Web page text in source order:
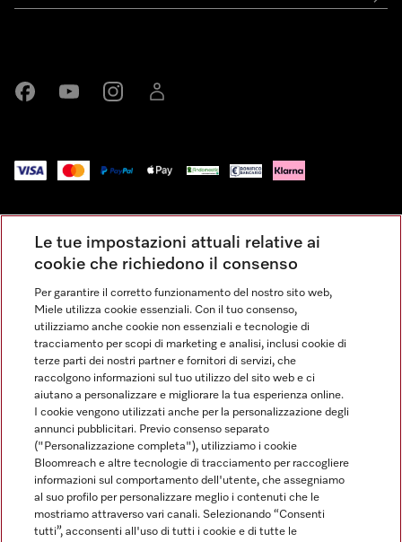
Condizioni Generali di Vendita
Privacy
Condizioni di Utilizzo
Dichiarazione di Accessibilità
Modulo di recesso
Legge sui servizi digitali
Impostazioni dei cookie
FINANZIAMENTO FINO A 50 MESI CON OPZIONE 10 E TASSO
ZERO
Le tue impostazioni attuali relative ai
cookie che richiedono il consenso
Per garantire il corretto funzionamento del nostro sito web,
Miele utilizza cookie essenziali. Con il tuo consenso,
utilizziamo anche cookie non essenziali e tecnologie di
tracciamento per scopi di marketing e analisi, inclusi cookie di
terze parti dei nostri partner e fornitori di servizi, che
raccolgono informazioni sul tuo utilizzo del sito web e ci
aiutano a personalizzare e migliorare la tua esperienza online.
I cookie vengono utilizzati anche per la personalizzazione degli
annunci pubblicitari. Previo consenso separato
("Personalizzazione completa"), utilizziamo i cookie
Bloomreach e altre tecnologie di tracciamento per raccogliere
informazioni sul comportamento dell'utente, che assegniamo
al suo profilo per personalizzare meglio i contenuti che le
mostriamo attraverso vari canali. Selezionando “Consenti
tutti”, acconsenti all'uso di tutti i cookie e di tutte le